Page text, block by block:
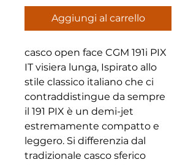
Aggiungi al carrello
casco open face CGM 191i PIX
IT visiera lunga, Ispirato allo
stile classico italiano che ci
contraddistingue da sempre
il 191 PIX è un demi-jet
estremamente compatto e
leggero. Si differenzia dal
tradizionale casco sferico